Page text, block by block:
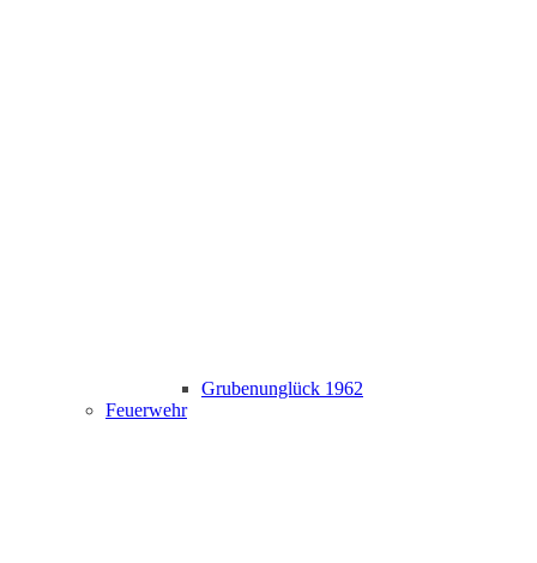
Grubenunglück 1962
Feuerwehr